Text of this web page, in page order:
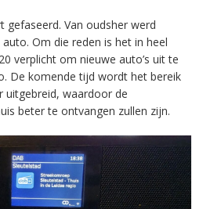
gefaseerd. Van oudsher werd
Om die reden is het in heel
verplicht om nieuwe auto’s uit te
De komende tijd wordt het bereik
uitgebreid, waardoor de
beter te ontvangen zullen zijn.